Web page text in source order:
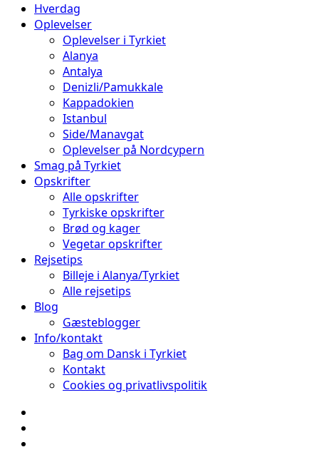
Hverdag
Oplevelser
Oplevelser i Tyrkiet
Alanya
Antalya
Denizli/Pamukkale
Kappadokien
Istanbul
Side/Manavgat
Oplevelser på Nordcypern
Smag på Tyrkiet
Opskrifter
Alle opskrifter
Tyrkiske opskrifter
Brød og kager
Vegetar opskrifter
Rejsetips
Billeje i Alanya/Tyrkiet
Alle rejsetips
Blog
Gæsteblogger
Info/kontakt
Bag om Dansk i Tyrkiet
Kontakt
Cookies og privatlivspolitik